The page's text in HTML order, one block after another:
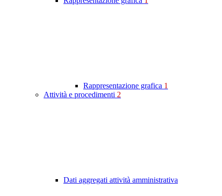
Rappresentazione grafica 1
Attività e procedimenti 2
Dati aggregati attività amministrativa